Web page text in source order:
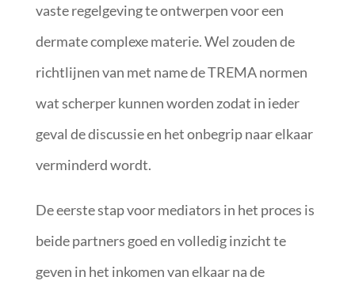
vaste regelgeving te ontwerpen voor een
dermate complexe materie. Wel zouden de
richtlijnen van met name de TREMA normen
wat scherper kunnen worden zodat in ieder
geval de discussie en het onbegrip naar elkaar
verminderd wordt.
De eerste stap voor mediators in het proces is
beide partners goed en volledig inzicht te
geven in het inkomen van elkaar na de